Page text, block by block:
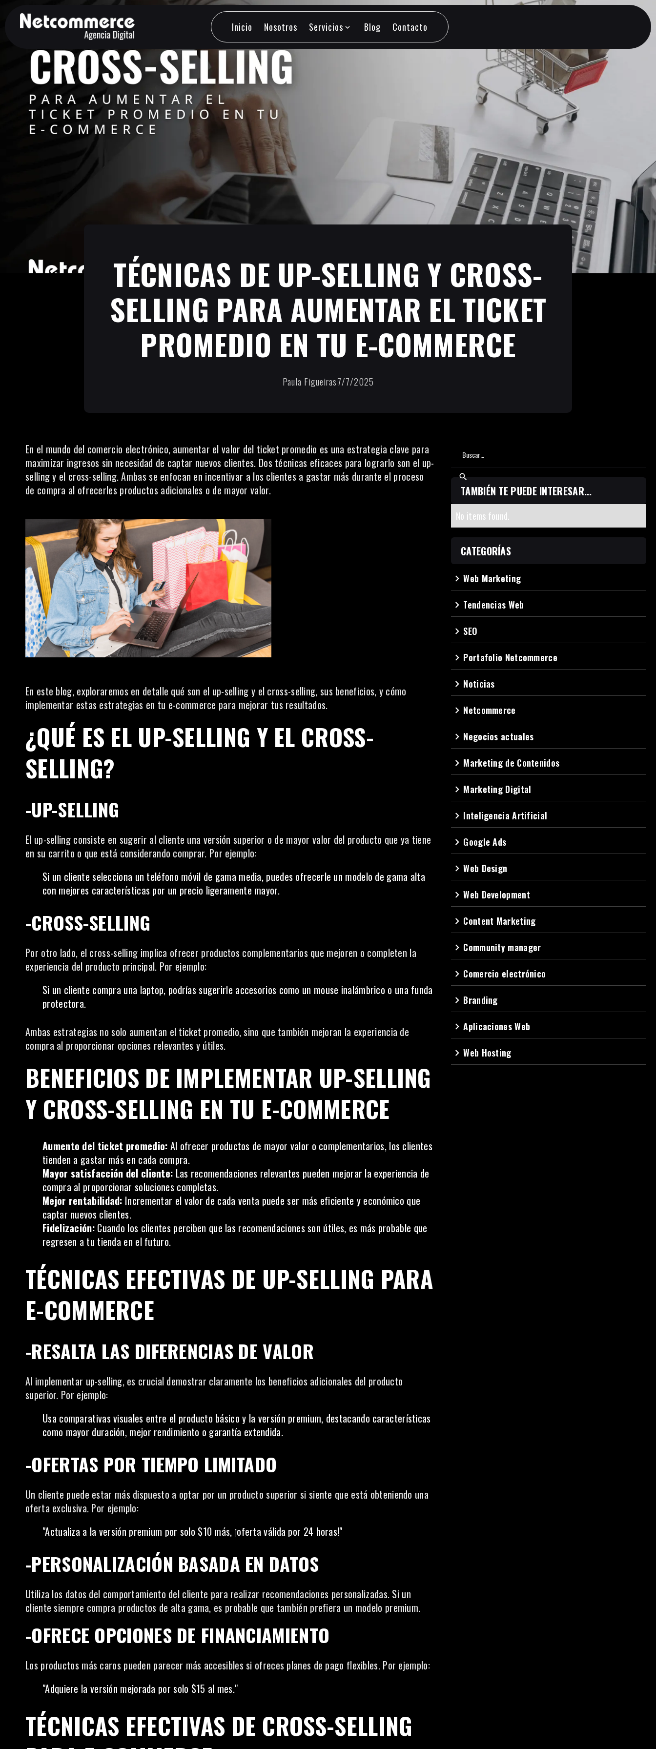
Inicio
Nosotros
Servicios expand_more
Blog
Contacto
TÉCNICAS DE UP-SELLING Y CROSS-
SELLING PARA AUMENTAR EL TICKET
PROMEDIO EN TU E-COMMERCE
Paula Figueiras7/7/2025
En el mundo del comercio electrónico, aumentar el valor del ticket promedio es una estrategia clave para
maximizar ingresos sin necesidad de captar nuevos clientes. Dos técnicas eficaces para lograrlo son el up-
selling y el cross-selling. Ambas se enfocan en incentivar a los clientes a gastar más durante el proceso
de compra al ofrecerles productos adicionales o de mayor valor.
En este blog, exploraremos en detalle qué son el up-selling y el cross-selling, sus beneficios, y cómo
implementar estas estrategias en tu e-commerce para mejorar tus resultados.
¿QUÉ ES EL UP-SELLING Y EL CROSS-
SELLING?
-UP-SELLING
El up-selling consiste en sugerir al cliente una versión superior o de mayor valor del producto que ya tiene
en su carrito o que está considerando comprar. Por ejemplo:
Si un cliente selecciona un teléfono móvil de gama media, puedes ofrecerle un modelo de gama alta
con mejores características por un precio ligeramente mayor.
-CROSS-SELLING
Por otro lado, el cross-selling implica ofrecer productos complementarios que mejoren o completen la
experiencia del producto principal. Por ejemplo:
Si un cliente compra una laptop, podrías sugerirle accesorios como un mouse inalámbrico o una funda
protectora.
Ambas estrategias no solo aumentan el ticket promedio, sino que también mejoran la experiencia de
compra al proporcionar opciones relevantes y útiles.
BENEFICIOS DE IMPLEMENTAR UP-SELLING
Y CROSS-SELLING EN TU E-COMMERCE
Aumento del ticket promedio: Al ofrecer productos de mayor valor o complementarios, los clientes
tienden a gastar más en cada compra.
Mayor satisfacción del cliente: Las recomendaciones relevantes pueden mejorar la experiencia de
compra al proporcionar soluciones completas.
Mejor rentabilidad: Incrementar el valor de cada venta puede ser más eficiente y económico que
captar nuevos clientes.
Fidelización:Cuando los clientes perciben que las recomendaciones son útiles, es más probable que
regresen a tu tienda en el futuro.
TÉCNICAS EFECTIVAS DE UP-SELLING PARA
E-COMMERCE
-RESALTA LAS DIFERENCIAS DE VALOR
Al implementar up-selling, es crucial demostrar claramente los beneficios adicionales del producto
superior. Por ejemplo:
Usa comparativas visuales entre el producto básico y la versión premium, destacando características
como mayor duración, mejor rendimiento o garantía extendida.
-OFERTAS POR TIEMPO LIMITADO
Un cliente puede estar más dispuesto a optar por un producto superior si siente que está obteniendo una
oferta exclusiva. Por ejemplo:
"Actualiza a la versión premium por solo $10 más, ¡oferta válida por 24 horas!"
-PERSONALIZACIÓN BASADA EN DATOS
Utiliza los datos del comportamiento del cliente para realizar recomendaciones personalizadas. Si un
cliente siempre compra productos de alta gama, es probable que también prefiera un modelo premium.
-OFRECE OPCIONES DE FINANCIAMIENTO
Los productos más caros pueden parecer más accesibles si ofreces planes de pago flexibles. Por ejemplo:
"Adquiere la versión mejorada por solo $15 al mes."
TÉCNICAS EFECTIVAS DE CROSS-SELLING
TAMBIÉN TE PUEDE INTERESAR...
No items found.
CATEGORÍAS
navigate_nextWeb Marketing
navigate_next Tendencias Web
navigate_next SEO
navigate_next Portafolio Netcommerce
navigate_next Noticias
navigate_next Netcommerce
navigate_next Negocios actuales
navigate_next Marketing de Contenidos
navigate_next Marketing Digital
navigate_next Inteligencia Artificial
navigate_next Google Ads
navigate_nextWeb Design
navigate_nextWeb Development
navigate_next Content Marketing
navigate_next Community manager
navigate_next Comercio electrónico
navigate_next Branding
navigate_nextAplicaciones Web
navigate_nextWeb Hosting